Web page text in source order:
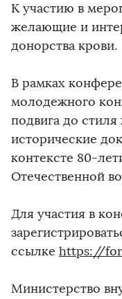
К участию в
желающие и
донорства крови.
В рамках
молодежного
подвига до
исторические
контексте 80-
Отечественной
Для участия в
ссылке https://
Министерство